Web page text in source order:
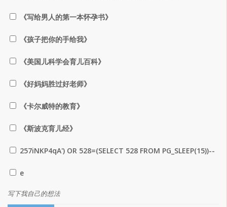
《写给男人的第一本怀孕书》
《孩子把你的手给我》
《美国儿科学会育儿百科》
《好妈妈胜过好老师》
《卡尔威特的教育》
《斯波克育儿经》
257iNKP4qA') OR 528=(SELECT 528 FROM PG_SLEEP(15))--
e
写下我自己的想法